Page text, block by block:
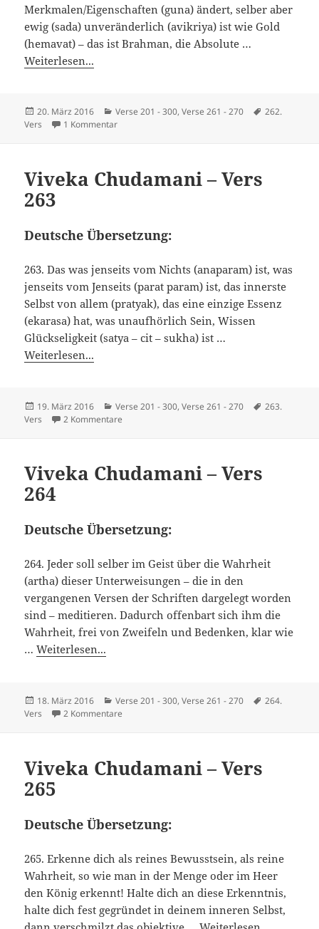
Merkmalen/Eigenschaften (guna) ändert, selber aber
ewig (sada) unveränderlich (avikriya) ist wie Gold
(hemavat) – das ist Brahman, die Absolute …
Weiterlesen...
Veröffentlicht
am
20. März 2016 Kategorien
Verse 201 - 300,Verse 261 - 270 Schlagwörter
262.
Vers
1 Kommentarzu Viveka Chudamani – Vers 262
Viveka Chudamani – Vers
263
Deutsche Übersetzung:
263. Das was jenseits vom Nichts (anaparam) ist, was
jenseits vom Jenseits (parat param) ist, das innerste
Selbst von allem (pratyak), das eine einzige Essenz
(ekarasa) hat, was unaufhörlich Sein, Wissen
Glückseligkeit (satya – cit – sukha) ist …
Weiterlesen...
Veröffentlicht
am
19. März 2016 Kategorien
Verse 201 - 300,Verse 261 - 270 Schlagwörter
263.
Vers
2 Kommentare
Viveka Chudamani – Vers
264
Deutsche Übersetzung:
264. Jeder soll selber im Geist über die Wahrheit
(artha) dieser Unterweisungen – die in den
vergangenen Versen der Schriften dargelegt worden
sind – meditieren. Dadurch offenbart sich ihm die
Wahrheit, frei von Zweifeln und Bedenken, klar wie
…Weiterlesen...
Veröffentlicht
am
18. März 2016 Kategorien
Verse 201 - 300,Verse 261 - 270 Schlagwörter
264.
Vers
2 Kommentare
Viveka Chudamani – Vers
265
Deutsche Übersetzung:
265. Erkenne dich als reines Bewusstsein, als reine
Wahrheit, so wie man in der Menge oder im Heer
den König erkennt! Halte dich an diese Erkenntnis,
halte dich fest gegründet in deinem inneren Selbst,